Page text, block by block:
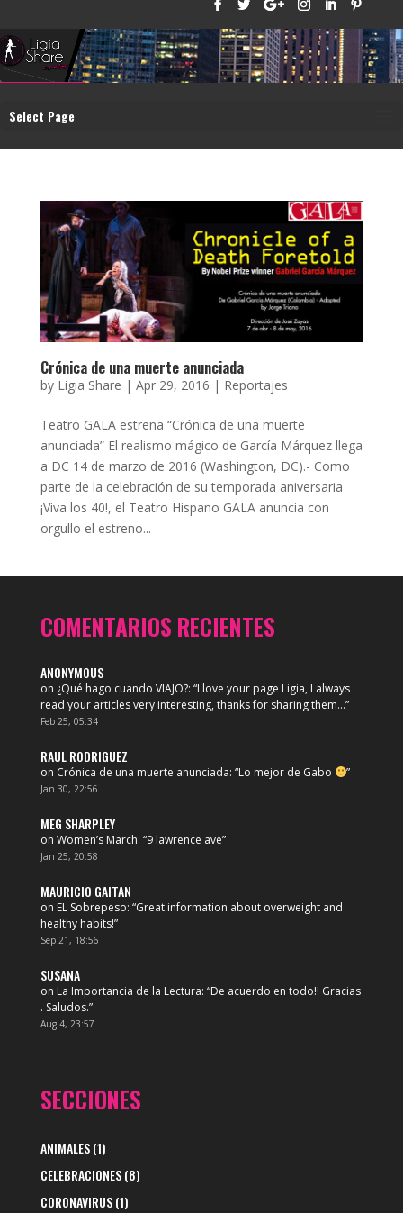
Select Page
Crónica de una muerte anunciada
by Ligia Share | Apr 29, 2016 | Reportajes
Teatro GALA estrena “Crónica de una muerte
anunciada” El realismo mágico de García Márquez llega
a DC 14 de marzo de 2016 (Washington, DC).- Como
parte de la celebración de su temporada aniversaria
¡Viva los 40!, el Teatro Hispano GALA anuncia con
orgullo el estreno...
COMENTARIOS RECIENTES
ANONYMOUS
on ¿Qué hago cuando VIAJO?: “I love your page Ligia, I always
read your articles very interesting, thanks for sharing them…”
Feb 25, 05:34
RAUL RODRIGUEZ
on Crónica de una muerte anunciada: “Lo mejor de Gabo ”
Jan 30, 22:56
MEG SHARPLEY
on Women’s March: “9 lawrence ave”
Jan 25, 20:58
MAURICIO GAITAN
on EL Sobrepeso: “Great information about overweight and
healthy habits!”
Sep 21, 18:56
SUSANA
on La Importancia de la Lectura: “De acuerdo en todo!! Gracias
. Saludos.”
Aug 4, 23:57
SECCIONES
ANIMALES(1)
CELEBRACIONES(8)
CORONAVIRUS(1)